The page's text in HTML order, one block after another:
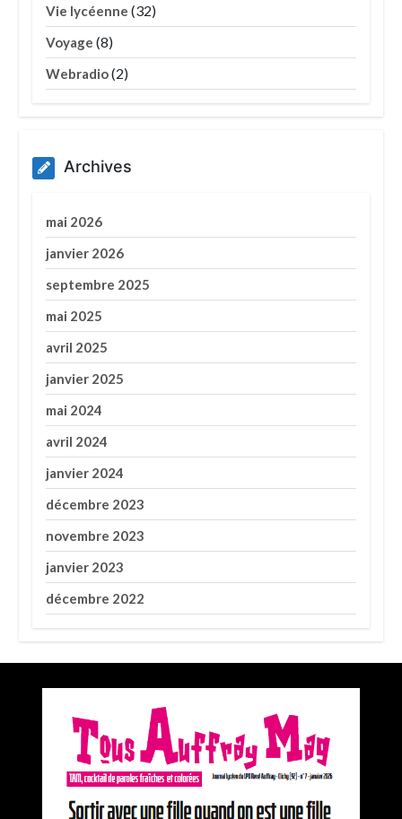
Vie lycéenne (32)
Voyage (8)
Webradio(2)
Archives
mai 2026
janvier 2026
septembre 2025
mai 2025
avril 2025
janvier 2025
mai 2024
avril 2024
janvier 2024
décembre 2023
novembre 2023
janvier 2023
décembre 2022
Premier prix du concours Médiatiks 2025 de